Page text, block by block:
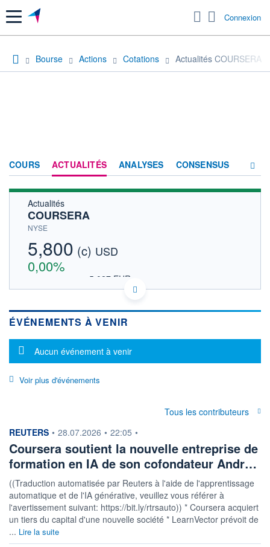
Menu Connexion
Bourse Actions Cotations Actualités COURSERA
COURS ACTUALITÉS ANALYSES CONSENSUS
Actualités
COURSERA
NYSE
5,800 (c) USD
0,00%
5,027 EUR
DONNÉES TEMPS DIFFÉRÉ
Politique d'exécution
OUVERTURE
0,000 5,800
+ HAUT
CAPITAL ÉCHANGÉ
VALORISATION
1 875 MUSD
LIMITE À LA
0,000
LIMITE À LA
0,000
RENDEMENT
ESTIMÉ 2026
-
PER ESTIMÉ
2026
8,30
DERNIER
ÉVÉNEMENTS À VENIR
Message d'information
Aucun événement à venir
Voir plus d'événements
Tous les contributeurs
information fournie par
REUTERS • 28.07.2026 • 22:05 •
Coursera soutient la nouvelle entreprise de
formation en IA de son cofondateur Andr…
((Traduction automatisée par Reuters à l'aide de l'apprentissage
automatique et de l'IA générative, veuillez vous référer à
l'avertissement suivant: https://bit.ly/rtrsauto)) * Coursera acquiert
un tiers du capital d'une nouvelle société * LearnVector prévoit de
... Lire la suite